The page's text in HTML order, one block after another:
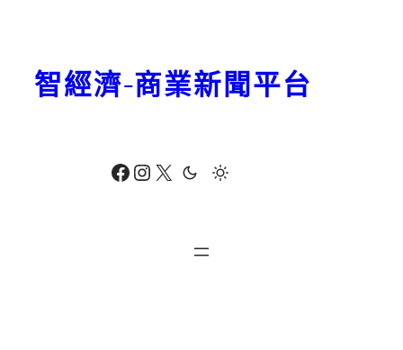
Facebook Instagram X
智經濟-商業新聞平台